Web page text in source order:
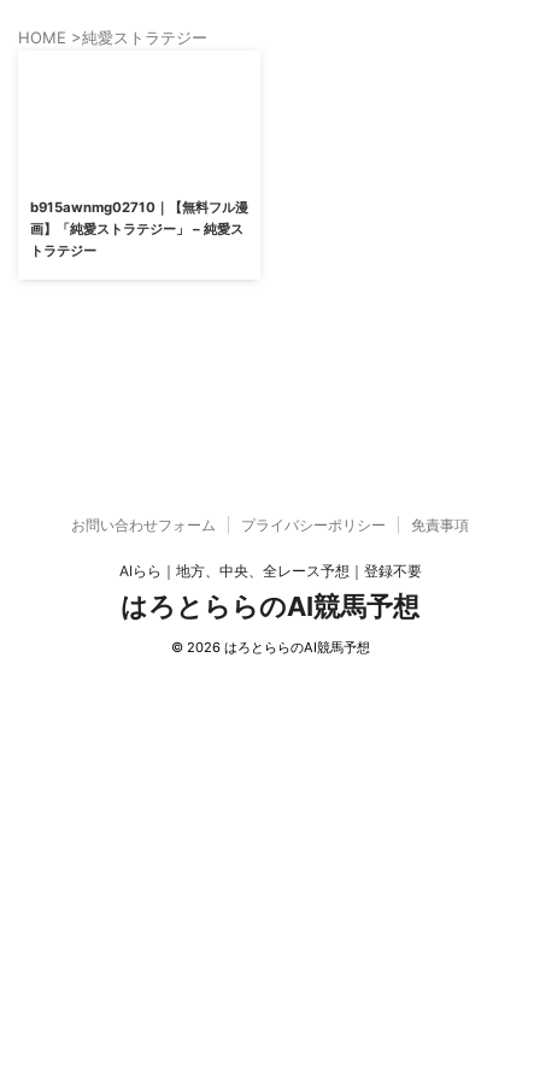
HOME >純愛ストラテジー
b915awnmg02710｜【無料フル漫
画】「純愛ストラテジー」 – 純愛ス
トラテジー
お問い合わせフォーム プライバシーポリシー 免責事項
AIらら｜地方、中央、全レース予想｜登録不要
はろとららのAI競馬予想
© 2026 はろとららのAI競馬予想